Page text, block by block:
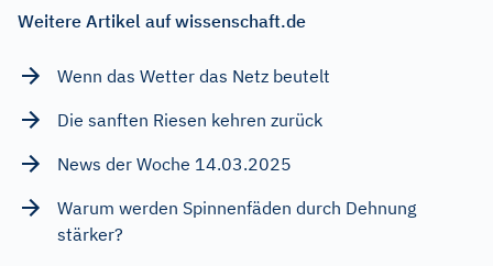
Weitere Artikel auf wissenschaft.de
Wenn das Wetter das Netz beutelt
Die sanften Riesen kehren zurück
News der Woche 14.03.2025
Warum werden Spinnenfäden durch Dehnung
stärker?